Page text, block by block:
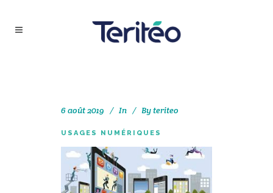
6 août 2019 In Byteriteo
USAGES NUMÉRIQUES